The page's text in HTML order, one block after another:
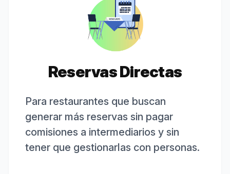
Reservas Directas
Para restaurantes que buscan
generar más reservas sin pagar
comisiones a intermediarios y sin
tener que gestionarlas con personas.